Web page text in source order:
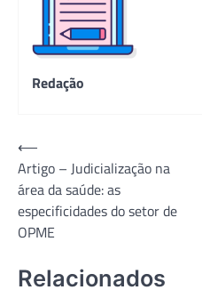
Redação
Navegação
de
Post
⟵
Artigo – Judicialização na
área da saúde: as
especificidades do setor de
OPME
Relacionados